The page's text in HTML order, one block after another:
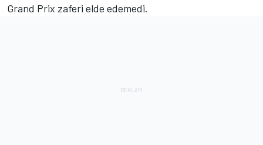
Grand Prix zaferi elde edemedi.